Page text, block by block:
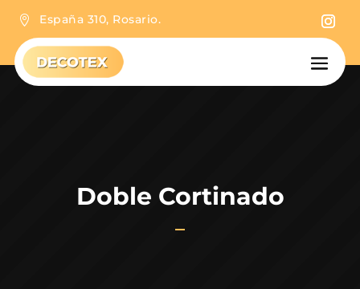
 España 310, Rosario.
Doble Cortinado